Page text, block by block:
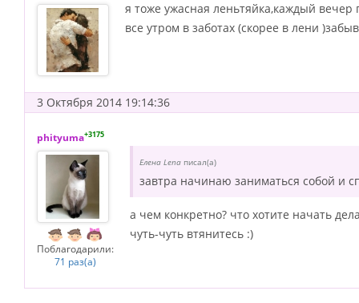
я тоже ужасная леньтяйка,каждый
все утром в заботах (скорее в лени
3 Октября 2014 19:14:36
phityuma+3175
Поблагодарили:
71 раз(а)
Елена Lena писал(а)
завтра начинаю заниматься собой и
а чем конкретно? что хотите начать
чуть-чуть втянитесь :)